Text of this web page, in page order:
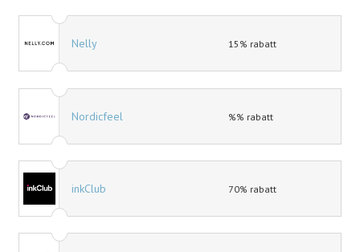
Nelly 15% rabatt
Nordicfeel %% rabatt
inkClub 70% rabatt